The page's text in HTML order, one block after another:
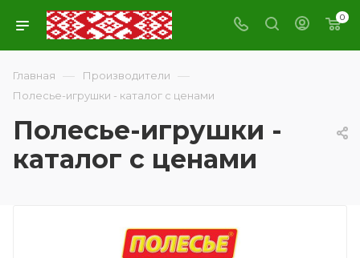
0
Главная — Производители —
Полесье-игрушки - каталог с ценами
Полесье-игрушки -
каталог с ценами